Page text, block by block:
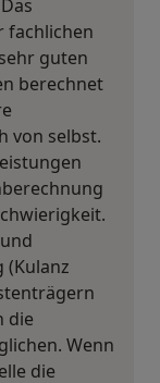
fachlichen
guten
berechnet
von selbst.
die
Wenn
die